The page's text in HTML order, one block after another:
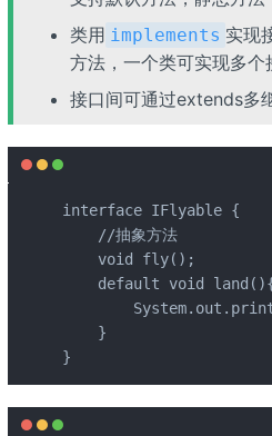
类用 implements 实现
方法，一个类可实现多个
接口间可通过extends多
interface IFlyable {
    //抽象方法
    void fly();
default void
    }
}